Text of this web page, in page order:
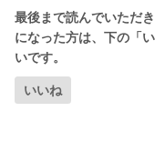
いいね